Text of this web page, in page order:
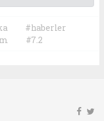
#haberler
#7.2